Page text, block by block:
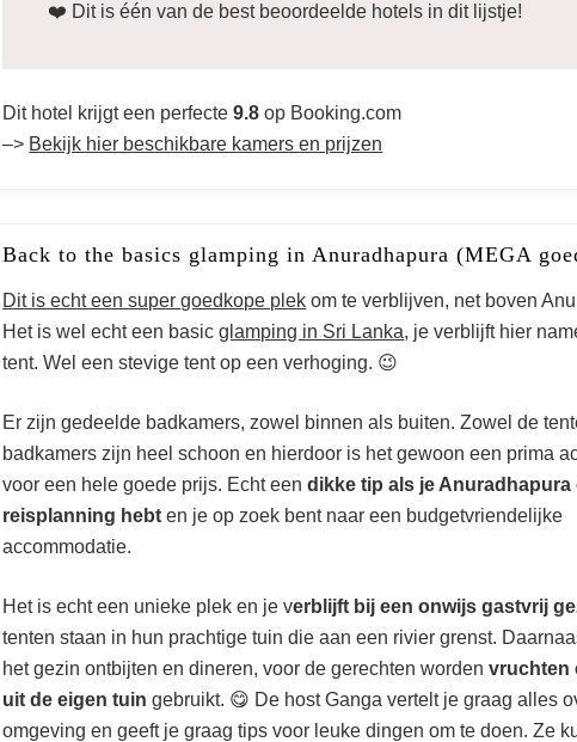
❤️ Dit is één van de best beoordeelde hotels in dit lijstje!
Dit hotel krijgt een perfecte 9.8op Booking.com
–> Bekijk hier beschikbare kamers en prijzen
Back to the basics glamping in Anuradhapura (MEGA
Dit is echt een super goedkope plek om te verblijven, net boven
Het is wel echt een basicglamping in Sri Lanka, je verblijft hier
tent. Wel een stevige tent op een verhoging. 😉
Er zijn gedeelde badkamers, zowel binnen als buiten. Zowel de
badkamers zijn heel schoon en hierdoor is het gewoon een prima
voor een hele goede prijs. Echt eendikke tip als je Anuradhapura
reisplanning hebt en je op zoek bent naar een budgetvriendelijke
accommodatie.
Het is echt een unieke plek en je verblijft bij een onwijs gastvrij
tenten staan in hun prachtige tuin die aan een rivier grenst.
het gezin ontbijten en dineren, voor de gerechten wordenvruchten
uit de eigen tuin gebruikt. 😋 De host Ganga vertelt je graag alles
omgeving en geeft je graag tips voor leuke dingen om te doen. Ze